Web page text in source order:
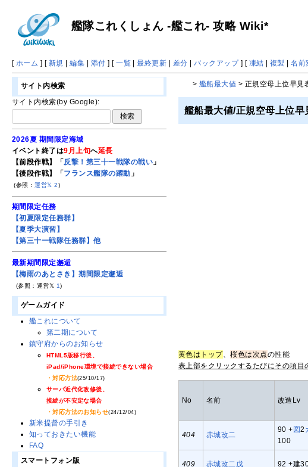
艦隊これくしょん -艦これ- 攻略 Wiki*
[ ホーム ] [ 新規 |編集 | 添付 ] [一覧 |最終更新 | 差分 |バックアップ] [ 凍結 | 複製 |名前
> 艦船最大値 > 正規空母上位早見
艦船最大値/正規空母上位早
黄色はトップ、桜色は次点の性能
表上部をクリックするたびにその項
No 名前 改造Lv
404 赤城改二
90 + 図2
100
409 赤城改二戊 92 +建
サイト内検索
サイト内検索(by Google):
2026夏 期間限定海域
イベント終了は9月上旬へ延長
【前段作戦】「 反撃！第三十一戦隊の戦い 」
【後段作戦】「 フランス艦隊の躍動 」
(参照：運営𝕏 2)
期間限定任務
【初夏限定任務群】
【夏季大演習】
【第三十一戦隊任務群】他
最新期間限定邂逅
【梅雨のあとさき】期間限定邂逅
(参照：運営𝕏 1)
ゲームガイド
艦これについて
第二期について
鎮守府からのお知らせ
HTML5版移行後、
iPad/iPhone環境で接続できない場合
・対応方法(25/10/17)
サーバ近代化改修後、
接続が不安定な場合
・対応方法のお知らせ(24/12/04)
新米提督の手引き
知っておきたい機能
FAQ
スマートフォン版